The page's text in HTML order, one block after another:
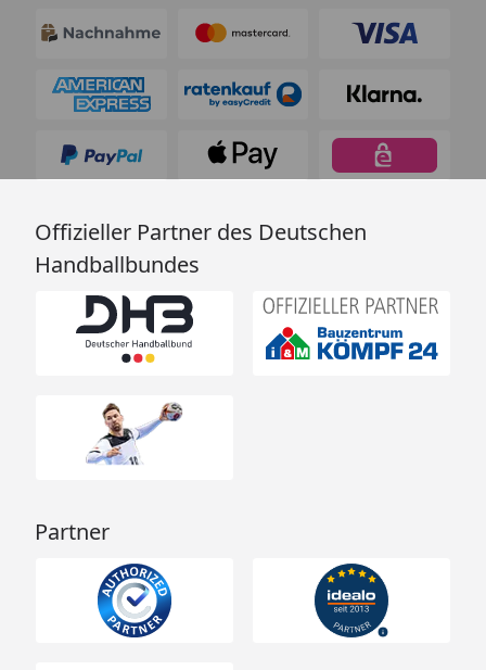
Offizieller Partner des Deutschen
Handballbundes
Partner